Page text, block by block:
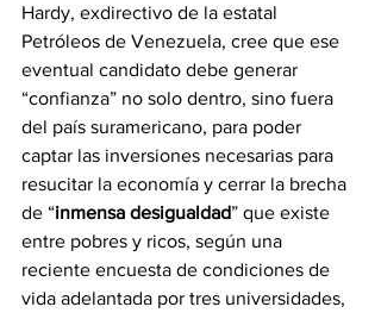
Hardy, exdirectivo de la estatal
Petróleos de Venezuela, cree que ese
eventual candidato debe generar
“confianza” no solo dentro, sino fuera
del país suramericano, para poder
captar las inversiones necesarias para
resucitar la economía y cerrar la brecha
de “inmensa desigualdad” que existe
entre pobres y ricos, según una
reciente encuesta de condiciones de
vida adelantada por tres universidades,